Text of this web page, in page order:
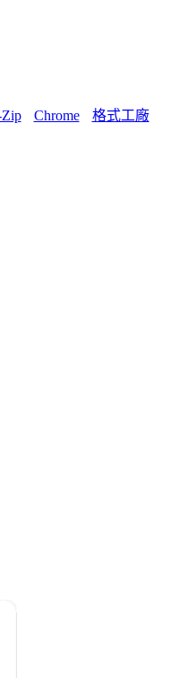
Zip Chrome 格式工廠